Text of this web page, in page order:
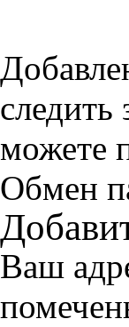
следить
можете
Обмен
Ваш